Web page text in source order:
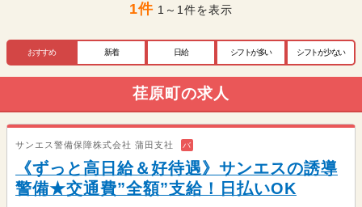
1件 1～1件を表示
おすすめ 新着 日給 シフトが多い シフトが少ない
荏原町の求人
サンエス警備保障株式会社 蒲田支社 バ
《ずっと高日給＆好待遇》サンエスの誘導
警備★交通費”全額”支給！日払いOK